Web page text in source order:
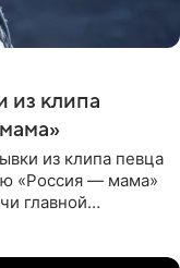
из клипа
из клипа певца
«Россия — мама»
главной